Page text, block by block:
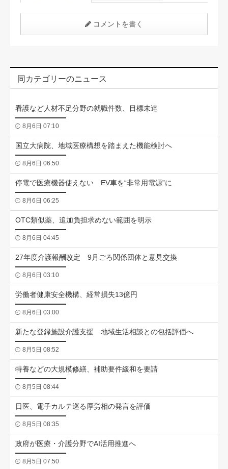
コメントを書く
同カテゴリーのニュース
看護など人材不足分野の就職件数、目標未達
8月6日 07:10
国立大病院、地域医療構想を踏まえた機能検討へ
8月6日 06:50
停電で医療機器使えない EV車を“非常用電源”に
8月6日 06:25
OTC類似薬、追加負担求めない範囲を明示
8月6日 04:45
27年度介護報酬改定 9月ごろ関係団体と意見交換
8月6日 03:10
労働者健康安全機構、経常損失13億円
8月6日 03:00
新たな登録施設介護支援 地域生活相談との包括評価へ
8月5日 08:52
特養などの大規模修繕、補助要件緩和を要請
8月5日 08:44
日医、電子カルテ巡る厚労相の発言を評価
8月5日 08:35
政府が医療・介護分野でAI活用推進へ
8月5日 07:50